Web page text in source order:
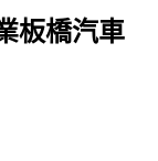
板橋汽車